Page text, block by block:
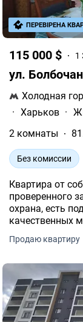
115 000 $ 1
ул.
Холодная
· Харьков ·
2 комнаты
Без комиссии
Квартира от
проверенного
охрана, есть
качественных
теплый, есть
Продаю квартиру
ПЕРЕВІРЕНА